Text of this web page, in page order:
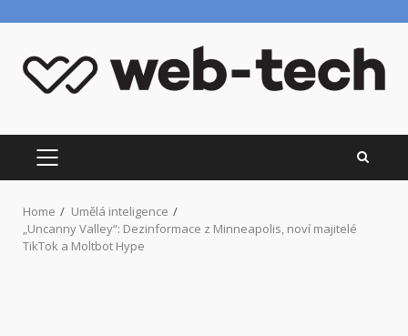
content
PRIMARY
MENU
Home
Umělá inteligence
„Uncanny Valley“: Dezinformace z Minneapolis, noví majitelé
TikTok a Moltbot Hype